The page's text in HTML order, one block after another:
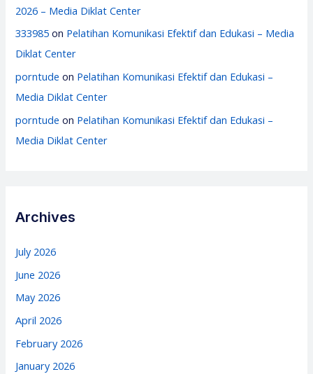
2026 – Media Diklat Center
333985 on Pelatihan Komunikasi Efektif dan Edukasi – Media
Diklat Center
porntude on Pelatihan Komunikasi Efektif dan Edukasi –
Media Diklat Center
porntude on Pelatihan Komunikasi Efektif dan Edukasi –
Media Diklat Center
Archives
July 2026
June 2026
May 2026
April 2026
February 2026
January 2026